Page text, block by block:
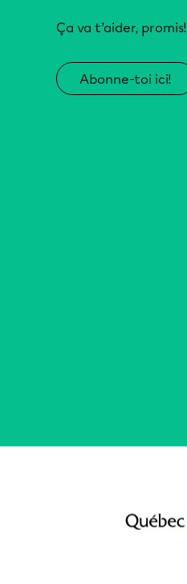
Ça va t’aider, promis!
Abonne-toi ici!